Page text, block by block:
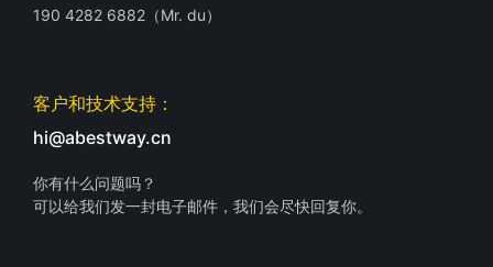
190 4282 6882（Mr. du）
客户和技术支持：
hi@abestway.cn
你有什么问题吗？
可以给我们发一封电子邮件，我们会尽快回复你。